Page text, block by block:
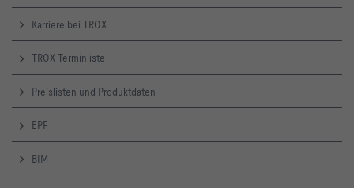
Karriere bei TROX
TROX Terminliste
Preislisten und Produktdaten
EPF
BIM